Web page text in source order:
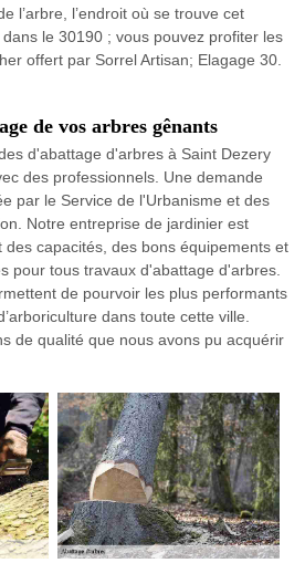
l’arbre, l’endroit où se trouve cet
le 30190 ; vous pouvez profiter les
offert par Sorrel Artisan; Elagage 30.
de vos arbres gênants
d'abattage d'arbres à Saint Dezery
des professionnels. Une demande
par le Service de l'Urbanisme et des
Notre entreprise de jardinier est
des capacités, des bons équipements et
pour tous travaux d'abattage d'arbres.
de pourvoir les plus performants
dans toute cette ville.
de qualité que nous avons pu acquérir